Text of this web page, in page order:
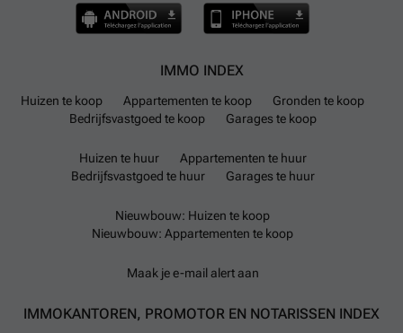
IMMO INDEX
Huizen te koop Appartementen te koop
Gronden te koop
Bedrijfsvastgoed te koop
Garages te koop
Huizen te huur
Appartementen te huur
Bedrijfsvastgoed te huur
Garages te huur
Nieuwbouw: Huizen te koop
Nieuwbouw: Appartementen te koop
Maak je e-mail alert aan
IMMOKANTOREN, PROMOTOR EN NOTARISSEN INDEX